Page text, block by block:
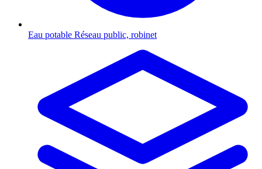
Eau potable Réseau public, robinet